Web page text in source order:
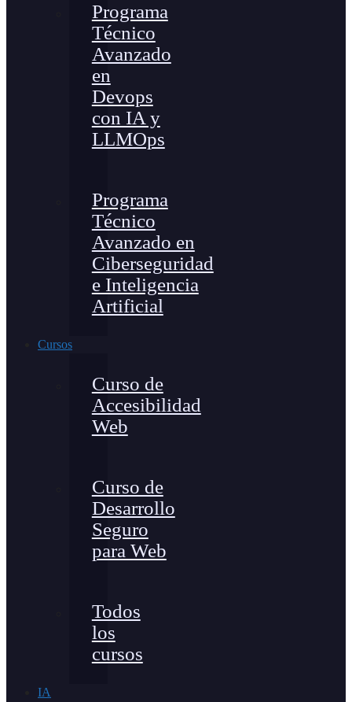
Programa
Técnico
Avanzado
en
Devops
con IA y
LLMOps
Programa
Técnico
Avanzado en
Ciberseguridad
e Inteligencia
Artificial
Cursos
Curso de
Accesibilidad
Web
Curso de
Desarrollo
Seguro
para Web
Todos
los
cursos
IA